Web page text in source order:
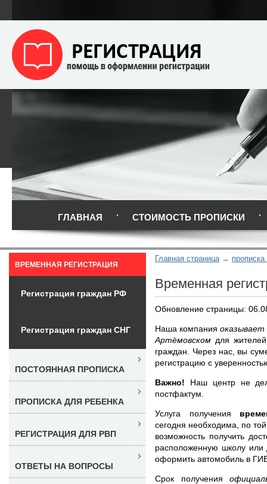
ГЛАВНАЯ СТОИМОСТЬ ПРОПИСКИ
Главная страница
Временная
Обновление страницы:
Наша компанияоказывает
Артёмовском для
граждан. Через нас, вы
регистрацию с
Важно! Наш центр не
постфактум.
Услуга получения
сегодня необходима, по
возможность получить
расположенную школу или
оформить автомобиль в
Срок получения
ВРЕМЕННАЯ РЕГИСТРАЦИЯ
Регистрация граждан РФ
Регистрация граждан СНГ
ПОСТОЯННАЯ ПРОПИСКА
ПРОПИСКА ДЛЯ РЕБЕНКА
РЕГИСТРАЦИЯ ДЛЯ РВП
ОТВЕТЫ НА ВОПРОСЫ